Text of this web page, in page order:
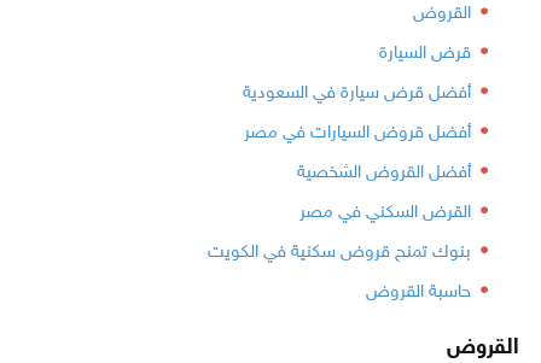
القروض
قرض السيارة
أفضل قرض سيارة في السعودية
أفضل قروض السيارات في مصر
أفضل القروض الشخصية
القرض السكني في مصر
بنوك تمنح قروض سكنية في الكويت
حاسبة القروض
القروض